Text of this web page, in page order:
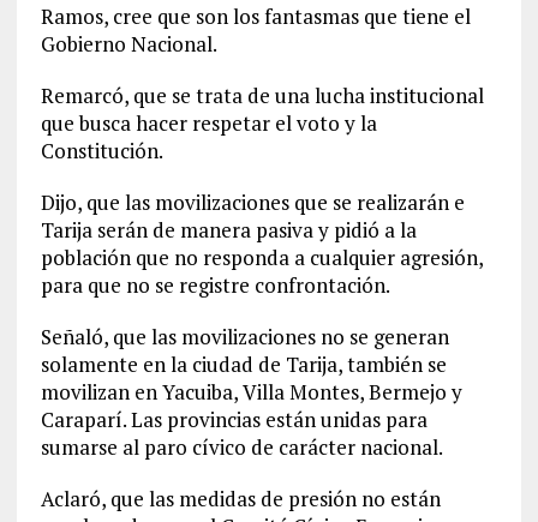
Ramos, cree que son los fantasmas que tiene el
Gobierno Nacional.
Remarcó, que se trata de una lucha institucional
que busca hacer respetar el voto y la
Constitución.
Dijo, que las movilizaciones que se realizarán e
Tarija serán de manera pasiva y pidió a la
población que no responda a cualquier agresión,
para que no se registre confrontación.
Señaló, que las movilizaciones no se generan
solamente en la ciudad de Tarija, también se
movilizan en Yacuiba, Villa Montes, Bermejo y
Caraparí. Las provincias están unidas para
sumarse al paro cívico de carácter nacional.
Aclaró, que las medidas de presión no están